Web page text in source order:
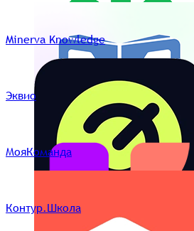
Minerva Knowledge
Эквио
МояКоманда
Контур.Школа